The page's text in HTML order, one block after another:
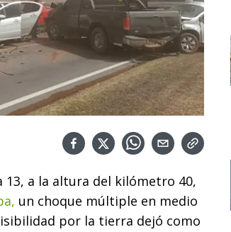
13, a la altura del kilómetro 40,
un choque múltiple en medio
por la tierra dejó como